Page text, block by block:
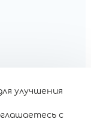
улучшения
с